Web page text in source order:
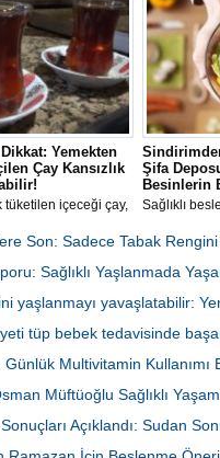
vitamini ve B12 gibi
yeterli alımının
azaltmaya
Yemekten
Çay Kansızlık
tüketilen içeceği çay,
Şifa
Besinlerin
Sağlıklı
kan şekeri
kadar pek
Son: Sadece Tabak
Sağlıklı Yaşlanmada
yaşlanmayı yavaşlatabilir:
tüp bebek tedavisinde
Günlük Multivitamin Kullanımı
Müftüoğlu Sağlıklı
Açıklandı: Sudan